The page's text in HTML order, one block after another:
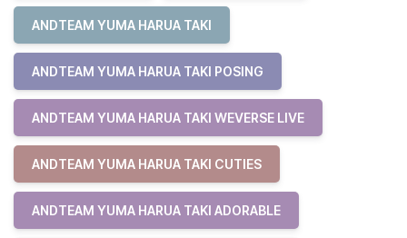
ANDTEAM YUMA HARUA TAKI
ANDTEAM YUMA HARUA TAKI POSING
ANDTEAM YUMA HARUA TAKI WEVERSE LIVE
ANDTEAM YUMA HARUA TAKI CUTIES
ANDTEAM YUMA HARUA TAKI ADORABLE